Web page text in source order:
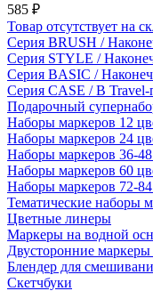
585 ₽
Товар отсутствует на
Серия BRUSH /
Серия STYLE /
Серия BASIC /
Серия CASE / В Travel-
Подарочный
Наборы маркеров 12
Наборы маркеров 24
Наборы маркеров 36-48
Наборы маркеров 60
Наборы маркеров 72-84
Тематические наборы
Цветные линеры
Маркеры на водной
Двусторонние
Блендер для
Скетчбуки